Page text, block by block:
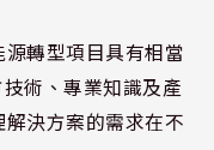
轉型項目具有相當
術、專業知識及產
決方案的需求在不